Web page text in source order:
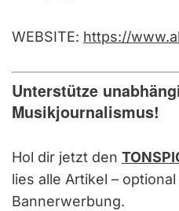
WEBSITE: https://
Unterstütze
Musikjournalismus!
Hol dir jetzt den
lies alle Artikel –
Bannerwerbung.